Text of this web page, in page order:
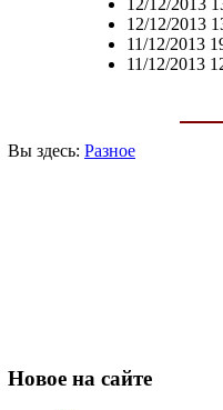
12/12/2013
11/12/2013
11/12/2013
Вы здесь: Разное
Новое на сайте